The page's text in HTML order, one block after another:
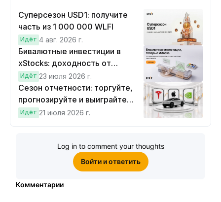
Суперсезон USD1: получите
часть из 1 000 000 WLFI
Идёт 4 авг. 2026 г.
Бивалютные инвестиции в
xStocks: доходность от
прогнозов
Идёт 23 июля 2026 г.
Сезон отчетности: торгуйте,
прогнозируйте и выиграйте
Cybertruck!
Идёт 21 июля 2026 г.
Log in to comment your thoughts
Войти и ответить
Комментарии